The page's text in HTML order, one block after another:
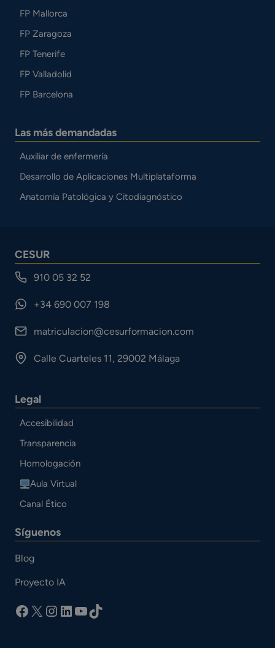
FP Mallorca
FP Zaragoza
FP Tenerife
FP Valladolid
FP Barcelona
Las más demandadas
Auxiliar de enfermería
Desarrollo de Aplicaciones Multiplataforma
Anatomía Patológica y Citodiagnóstico
CESUR
910 05 32 52
+34 690 007 198
matriculacion@cesurformacion.com
Calle Cuarteles 11, 29002 Málaga
Legal
Accesibilidad
Transparencia
Homologación
Aula Virtual
Canal Ético
Síguenos
Blog
Proyecto IA
facebook
X Instagram
LinkedIn
YouTube
TikTok